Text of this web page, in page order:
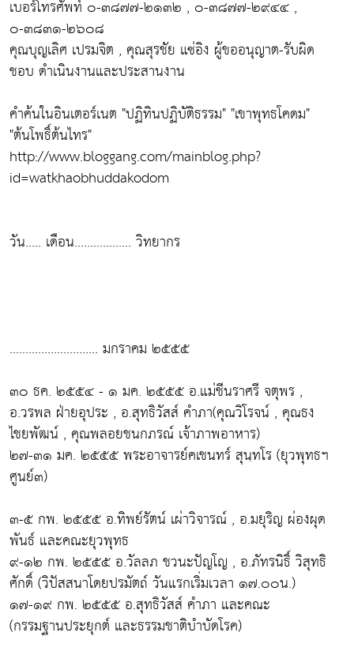
เบอร์โทรศัพท์ ๐-๓๘๗๗-๒๑๓๒ , ๐-๓๘๗๗-๒๙๔๔ ,
๐-๓๘๓๑-๒๖๐๘
คุณบุญเลิศ เปรมจิต , คุณสุรชัย แซ่อิง ผู้ขออนุญาต-รับผิด
ชอบ ดำเนินงานและประสานงาน
คำค้นในอินเตอร์เนต "ปฏิทินปฏิบัติธรรม" "เขาพุทธโคดม"
"ต้นโพธิ์ต้นไทร"
http://www.bloggang.com/mainblog.php?
id=watkhaobhuddakodom
วัน..... เดือน.................. วิทยากร
............................ มกราคม ๒๕๕๕
๓๐ ธค. ๒๕๕๔ - ๑ มค. ๒๕๕๕ อ.แม่ชีนราศรี จตุพร ,
อ.วรพล ฝ่ายอุประ , อ.สุทธิวัสส์ คำภา(คุณวิโรจน์ , คุณธง
ไชยพัฒน์ , คุณพลอยชนกภรณ์ เจ้าภาพอาหาร)
๒๗-๓๑ มค. ๒๕๕๕ พระอาจารย์คเชนทร์ สุนฺทโร (ยุวพุทธฯ
ศูนย์๓)
๓-๕ กพ. ๒๕๕๕ อ.ทิพย์รัตน์ เผ่าวิจารณ์ , อ.มยุริญ ผ่องผุด
พันธ์ และคณะยุวพุทธ
๙-๑๒ กพ. ๒๕๕๕ อ.วัลลภ ชวนะปัญโญ , อ.ภัทรนิธิ์ วิสุทธิ
ศักดิ์ (วิปัสสนาโดยปรมัตถ์ วันแรกเริ่มเวลา ๑๗.๐๐น.)
๑๗-๑๙ กพ. ๒๕๕๕ อ.สุทธิวัสส์ คำภา และคณะ
(กรรมฐานประยุกต์ และธรรมชาติบำบัดโรค)